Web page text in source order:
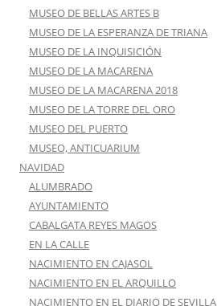
MUSEO DE BELLAS ARTES B
MUSEO DE LA ESPERANZA DE TRIANA
MUSEO DE LA INQUISICIÓN
MUSEO DE LA MACARENA
MUSEO DE LA MACARENA 2018
MUSEO DE LA TORRE DEL ORO
MUSEO DEL PUERTO
MUSEO, ANTICUARIUM
NAVIDAD
ALUMBRADO
AYUNTAMIENTO
CABALGATA REYES MAGOS
EN LA CALLE
NACIMIENTO EN CAJASOL
NACIMIENTO EN EL ARQUILLO
NACIMIENTO EN EL DIARIO DE SEVILLA